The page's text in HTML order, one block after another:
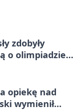
zdobyły
o olimpiadzie
opiekę nad
wymienił